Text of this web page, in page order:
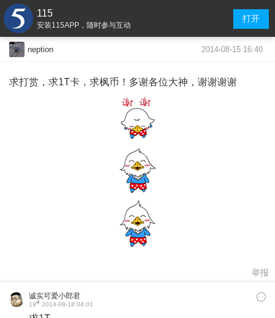
115
安装115APP，随时参与互动
打开
neption 2014-08-15 16:40
求打赏，求1T卡，求枫币！多谢各位大神，谢谢谢谢
举报
诚实可爱小郎君
19# 2014-08-18 04:01